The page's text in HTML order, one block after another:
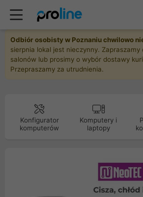
Odbiór osobisty w Poznaniu chwilowo
sierpnia lokal jest nieczynny. Zapraszamy
salonów lub prosimy o wybór dostawy
Przepraszamy za utrudnienia.
Konfigurator
komputerów
Komputery i
laptopy